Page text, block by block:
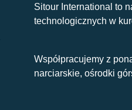
Sitour International to
technologicznych w
Współpracujemy z
narciarskie, ośrodki